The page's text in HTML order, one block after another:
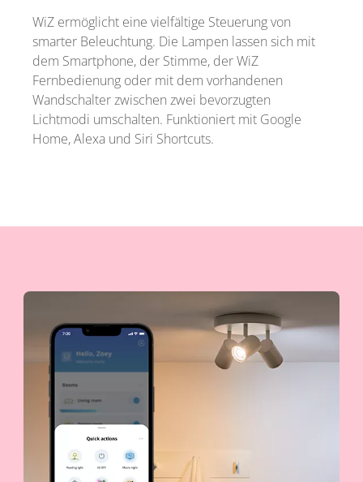
WiZ ermöglicht eine vielfältige Steuerung von
smarter Beleuchtung. Die Lampen lassen sich mit
dem Smartphone, der Stimme, der WiZ
Fernbedienung oder mit dem vorhandenen
Wandschalter zwischen zwei bevorzugten
Lichtmodi umschalten. Funktioniert mit Google
Home, Alexa und Siri Shortcuts.